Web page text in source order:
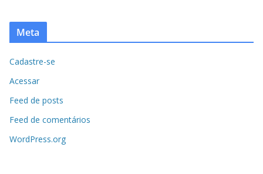
Meta
Cadastre-se
Acessar
Feed de posts
Feed de comentários
WordPress.org